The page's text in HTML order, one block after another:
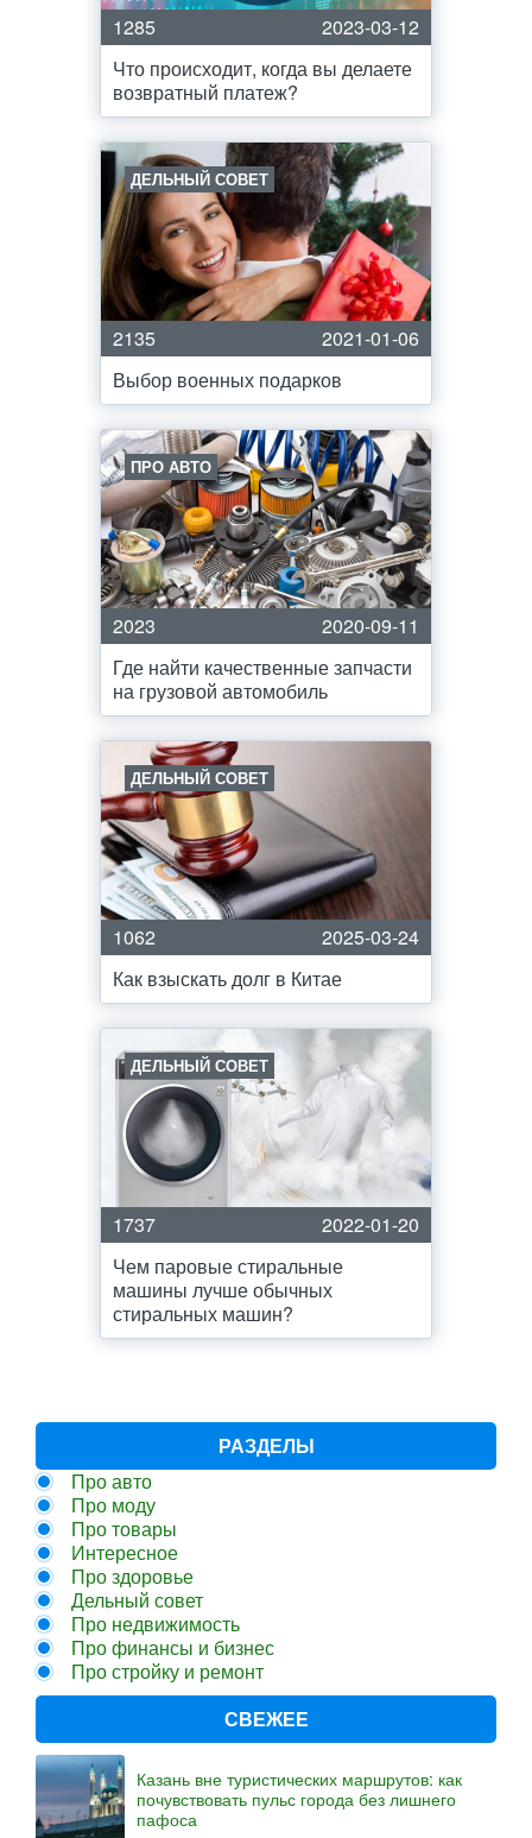
1285
2023-03-12
Что происходит, когда вы делаете
возвратный платеж?
ДЕЛЬНЫЙ СОВЕТ
2135
2021-01-06
Выбор военных подарков
ПРО АВТО
2023
2020-09-11
Где найти качественные запчасти
на грузовой автомобиль
ДЕЛЬНЫЙ СОВЕТ
1062
2025-03-24
Как взыскать долг в Китае
ДЕЛЬНЫЙ СОВЕТ
1737
2022-01-20
Чем паровые стиральные
машины лучше обычных
стиральных машин?
РАЗДЕЛЫ
Про авто
Про моду
Про товары
Интересное
Про здоровье
Дельный совет
Про недвижимость
Про финансы и бизнес
Про стройку и ремонт
СВЕЖЕЕ
Казань вне туристических маршрутов: как
почувствовать пульс города без лишнего
пафоса